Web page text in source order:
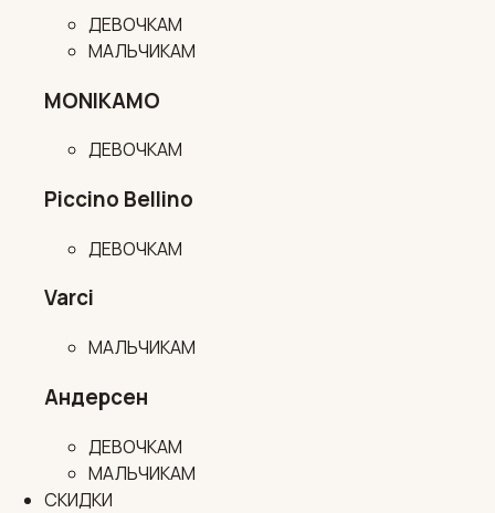
ДЕВОЧКАМ
МАЛЬЧИКАМ
MONIKAMO
ДЕВОЧКАМ
Piccino Bellino
ДЕВОЧКАМ
Varci
МАЛЬЧИКАМ
Андерсен
ДЕВОЧКАМ
МАЛЬЧИКАМ
СКИДКИ